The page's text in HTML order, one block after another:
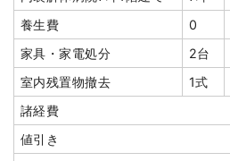
小運搬費
45坪
養生費 233m²
物置撤去
1式
アスベスト撤去
6m³
植木・植栽撤去
3台
諸経費
値引き
小計
養生費
0
家具・家電処分
2台
室内残置物撤去
1式
諸経費
値引き